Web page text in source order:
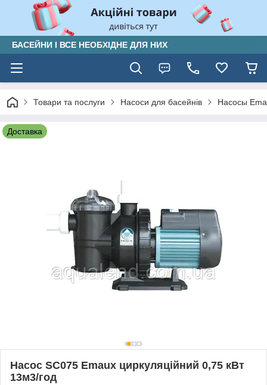
БАСЕЙНИ І ВСЕ НЕОБХІДНЕ ДЛЯ НИХ
Товари та послуги Насоси для басейнів Насосы
Доставка
Насос SC075 Emaux циркуляційний 0,75 кВт
13м3/год